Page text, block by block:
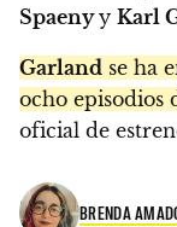
Spaenyy Karl
Garland se ha
ocho episodios
oficial de
BRENDA